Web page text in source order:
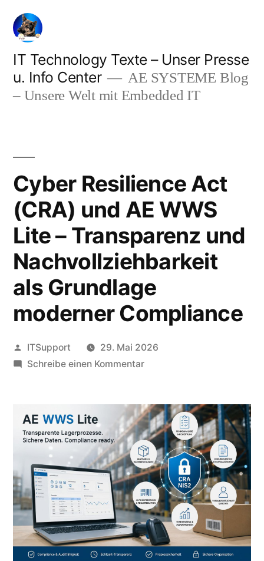
Zum
Inhalt
springen
IT Technology Texte – Unser Presse
u. Info Center
AE SYSTEME Blog
– Unsere Welt mit Embedded IT
Cyber Resilience Act
(CRA) und AE WWS
Lite – Transparenz und
Nachvollziehbarkeit
als Grundlage
moderner Compliance
Veröffentlicht
von
ITSupport
29. Mai 2026
Schreibe einen Kommentarzu
Act
(CRA)
und
AE
WWS
Lite
–
Transparenz
und